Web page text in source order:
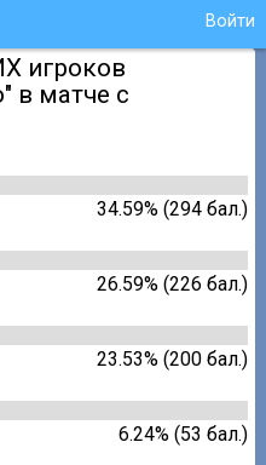
Войти
игроков
в матче с
34.59% (294 бал.)
26.59% (226 бал.)
23.53% (200 бал.)
6.24% (53 бал.)